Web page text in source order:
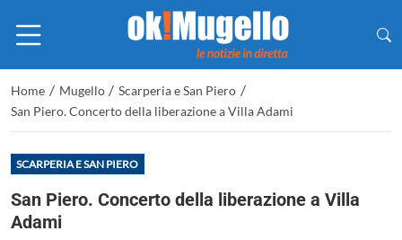
Home / Mugello / Scarperia e San Piero /
San Piero. Concerto della liberazione a Villa Adami
SCARPERIA E SAN PIERO
San Piero. Concerto della liberazione a Villa
Adami